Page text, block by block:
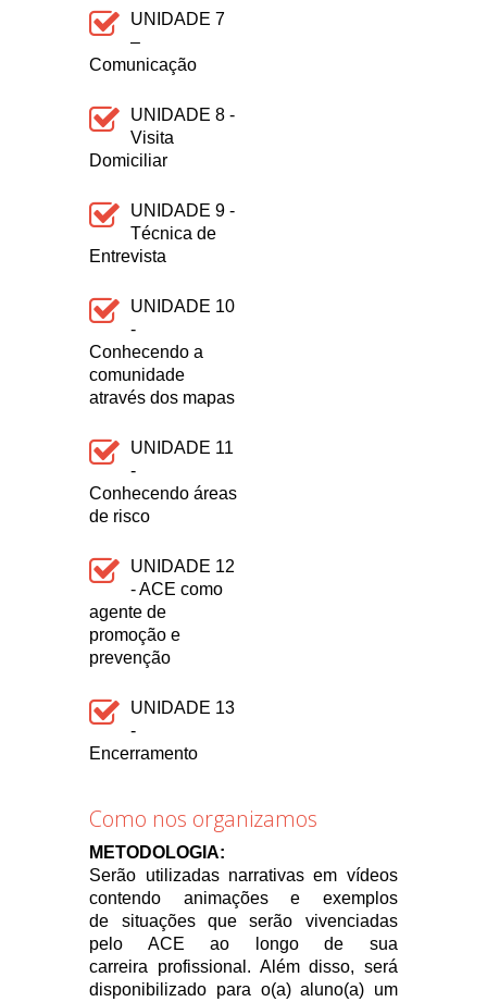
UNIDADE 7
–
Comunicação
UNIDADE 8 -
Visita
Domiciliar
UNIDADE 9 -
Técnica de
Entrevista
UNIDADE 10
-
Conhecendo a
comunidade
através dos mapas
UNIDADE 11
-
Conhecendo áreas
de risco
UNIDADE 12
- ACE como
agente de
promoção e
prevenção
UNIDADE 13
-
Encerramento
Como nos organizamos
METODOLOGIA:
Serão utilizadas narrativas em vídeos
contendo animações e exemplos
de situações que serão vivenciadas
pelo ACE ao longo de sua
carreira profissional. Além disso, será
disponibilizado para o(a) aluno(a) um